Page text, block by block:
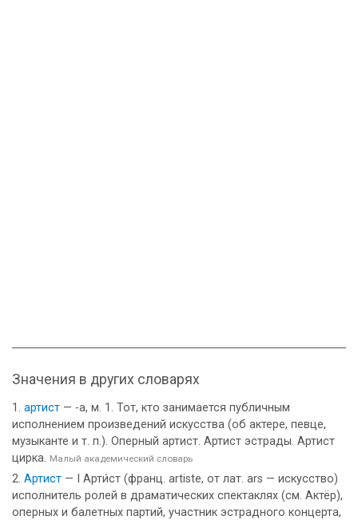
Значения в других словарях
артист — -а, м. 1. Тот, кто занимается публичным
исполнением произведений искусства (об актере, певце,
музыканте и т. п.). Оперный артист. Артист эстрады. Артист
цирка. Малый академический словарь
Артист — I Арти́ст (франц. artiste, от лат. ars — искусство)
исполнитель ролей в драматических спектаклях (см. Актёр),
оперных и балетных партий, участник эстрадного концерта,